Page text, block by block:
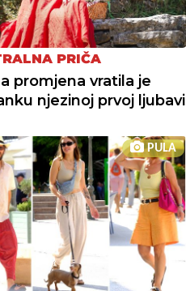
PRIČA
promjena vratila je
njezinoj prvoj ljubavi
PULA